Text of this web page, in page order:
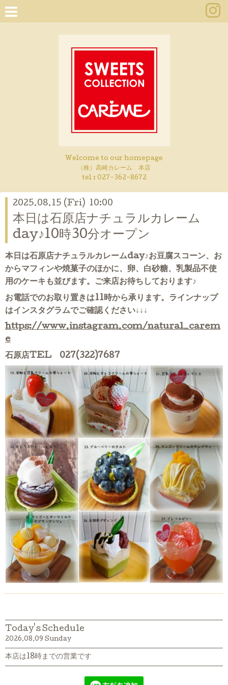
Welcome to our homepage
（株）高崎カレーム 本店
tel : 027-362-8672
2025.08.15 (Fri) 10:00
本日は石原店ナチュラルカレーム
day♪10時30分オープン
本日は石原店ナチュラルカレームday♪お豆腐スコーン、お
からマフィンや焼菓子のほかに、卵、白砂糖、乳製品不使
用のケーキも並びます。ご来店お待ちしております♪
お電話でのお取り置きは11時から承ります。ラインナップ
はインスタグラムでご確認ください↓↓↓
https://www.instagram.com/natural_carem
e
石原店TEL 027(322)7687
Today's Schedule
2026.08.09 Sunday
本店は18時までの営業です